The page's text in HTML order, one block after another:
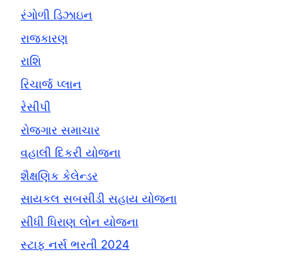
રંગોળી ડિઝાઇન
રાજકારણ
રાશિ
રિચાર્જ પ્લાન
રેસીપી
રોજગાર સમાચાર
વહાલી દિકરી યોજના
શૈક્ષણિક કેલેન્ડર
સાયકલ સબસીડી સહાય યોજના
સીધી ધિરાણ લોન યોજના
સ્ટાફ નર્સ ભરતી 2024